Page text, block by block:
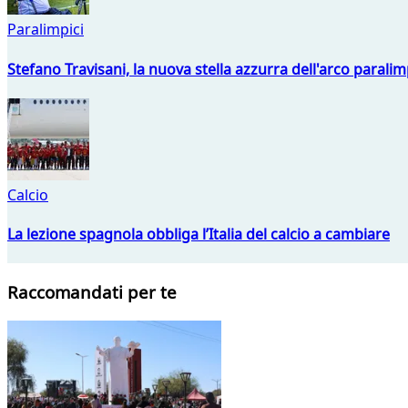
Paralimpici
Stefano Travisani, la nuova stella azzurra dell'arco
Calcio
La lezione spagnola obbliga l’Italia del calcio a cambiare
Raccomandati per te